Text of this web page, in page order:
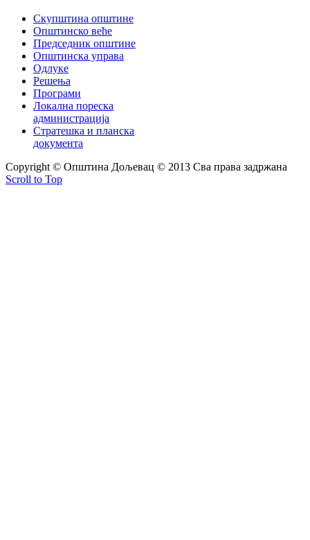
Скупштина општине
Општинско веће
Председник општине
Општинска управа
Одлуке
Решења
Програми
Локална пореска
администрација
Стратешка и планска
документа
Copyright © Oпштина Дољевац © 2013 Сва права задржана
Scroll to Top